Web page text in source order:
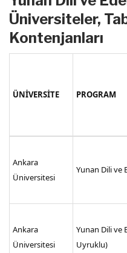
Üniversiteler,
Kontenjanları
ÜNİVERSİTE PROGRAM
Ankara
Üniversitesi
Yunan Dili ve
Ankara
Üniversitesi
Yunan Dili ve
Uyruklu)